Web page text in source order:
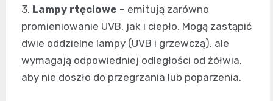
3. Lampy rtęciowe – emitują zarówno
promieniowanie UVB, jak i ciepło. Mogą zastąpić
dwie oddzielne lampy (UVB i grzewczą), ale
wymagają odpowiedniej odległości od żółwia,
aby nie doszło do przegrzania lub poparzenia.